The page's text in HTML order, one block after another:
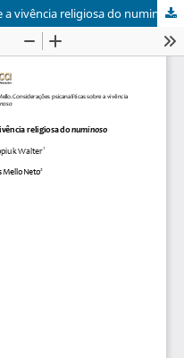
a vivência religiosa do numinoso